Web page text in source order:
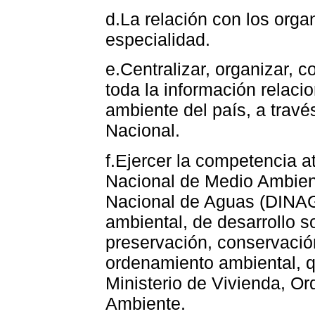
d.La relación con los
especialidad.
e.Centralizar, organizar,
toda la información
ambiente del país, a
Nacional.
f.Ejercer la competencia
Nacional de Medio
Nacional de Aguas
ambiental, de desarrollo
preservación,
ordenamiento ambiental,
Ministerio de Vivienda,
Ambiente.